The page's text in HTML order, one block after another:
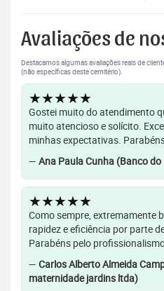
Avaliações de
Destacamos algumas avaliações reais de
(não específicas deste cemitério).
★★★★★
Gostei muito do atendimento
muito atencioso e solícito.
minhas expectativas.
— Ana Paula Cunha (Banco do
★★★★★
Como sempre, extremamente
rapidez e eficiência por parte
Parabéns pelo
— Carlos Alberto Almeida
maternidade jardins ltda)